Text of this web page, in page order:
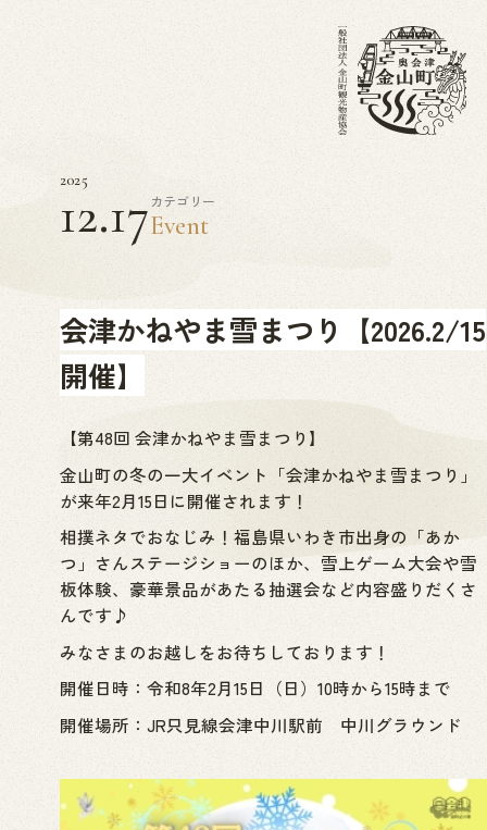
2025
12.17 カテゴリー
Event
会津かねやま雪まつり【2026.2/15
開催】
【第48回 会津かねやま雪まつり】
金山町の冬の一大イベント「会津かねやま雪まつり」
が来年2月15日に開催されます！
相撲ネタでおなじみ！福島県いわき市出身の「あか
つ」さんステージショーのほか、雪上ゲーム大会や雪
板体験、豪華景品があたる抽選会など内容盛りだくさ
んです♪
みなさまのお越しをお待ちしております！
開催日時：令和8年2月15日（日）10時から15時まで
開催場所：JR只見線会津中川駅前 中川グラウンド